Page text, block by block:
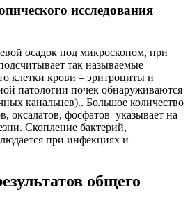
исследования
осадок под микроскопом, при
так называемые
клетки крови – эритроциты и
патологии почек обнаруживаются
канальцев).. Большое количество
оксалатов, фосфатов указывает на
Скопление бактерий,
при инфекциях и
общего